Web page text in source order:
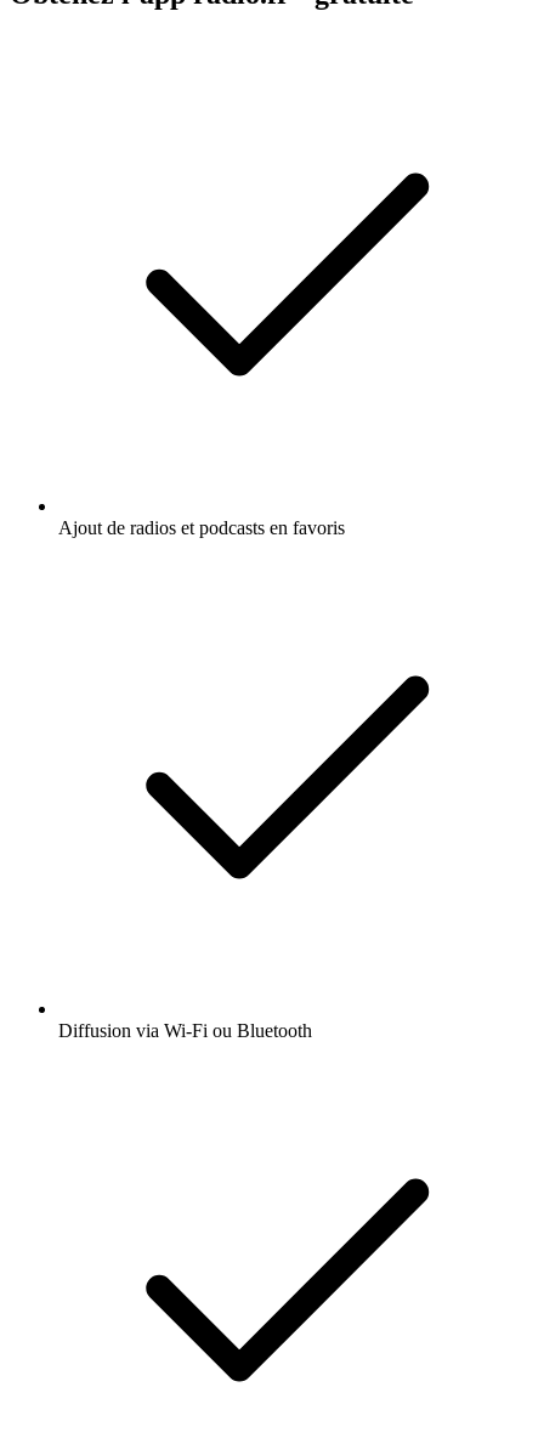
Ajout de radios et podcasts en favoris
Diffusion via Wi-Fi ou Bluetooth